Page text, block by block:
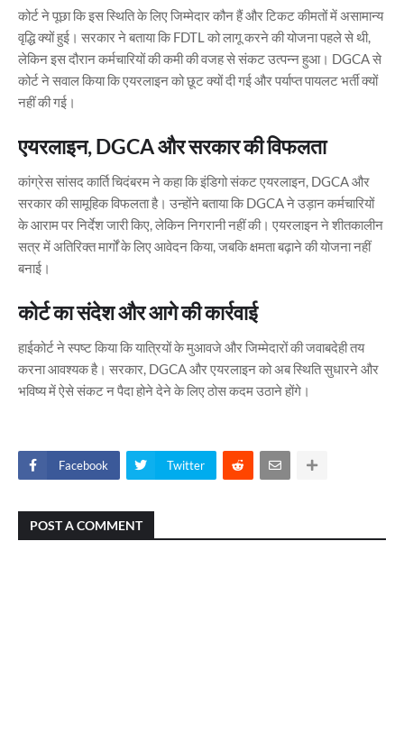
कोर्ट ने पूछा कि इस स्थिति के लिए जिम्मेदार कौन हैं और टिकट कीमतों में असामान्य
वृद्धि क्यों हुई। सरकार ने बताया कि FDTL को लागू करने की योजना पहले से थी,
लेकिन इस दौरान कर्मचारियों की कमी की वजह से संकट उत्पन्न हुआ। DGCA से
कोर्ट ने सवाल किया कि एयरलाइन को छूट क्यों दी गई और पर्याप्त पायलट भर्ती क्यों
नहीं की गई।
एयरलाइन, DGCA और सरकार की विफलता
कांग्रेस सांसद कार्ति चिदंबरम ने कहा कि इंडिगो संकट एयरलाइन, DGCA और
सरकार की सामूहिक विफलता है। उन्होंने बताया कि DGCA ने उड़ान कर्मचारियों
के आराम पर निर्देश जारी किए, लेकिन निगरानी नहीं की। एयरलाइन ने शीतकालीन
सत्र में अतिरिक्त मार्गों के लिए आवेदन किया, जबकि क्षमता बढ़ाने की योजना नहीं
बनाई।
कोर्ट का संदेश और आगे की कार्रवाई
हाईकोर्ट ने स्पष्ट किया कि यात्रियों के मुआवजे और जिम्मेदारों की जवाबदेही तय
करना आवश्यक है। सरकार, DGCA और एयरलाइन को अब स्थिति सुधारने और
भविष्य में ऐसे संकट न पैदा होने देने के लिए ठोस कदम उठाने होंगे।
Facebook Twitter
POST A COMMENT